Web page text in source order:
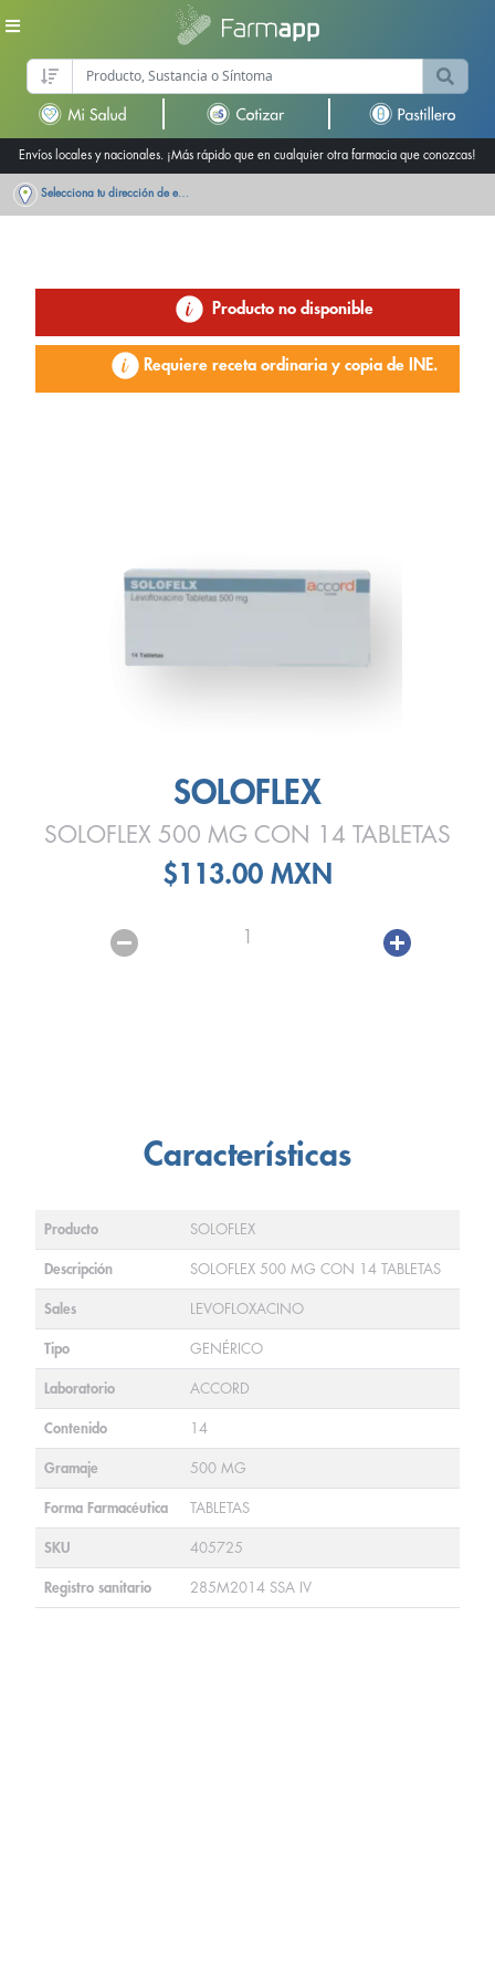
Envíos locales y nacionales. ¡Más rápido que en cualquier otra farmacia que conozcas!
Selecciona tu dirección de entrega
Producto no disponible
Requiere receta ordinaria y copia de INE.
SOLOFLEX
SOLOFLEX 500 MG CON 14 TABLETAS
$113.00 MXN
1
Características
Producto SOLOFLEX
Descripción SOLOFLEX 500 MG CON 14 TABLETAS
Sales LEVOFLOXACINO
Tipo GENÉRICO
Laboratorio ACCORD
Contenido 14
Gramaje 500 MG
Forma Farmacéutica TABLETAS
SKU 405725
Registro sanitario 285M2014 SSA IV